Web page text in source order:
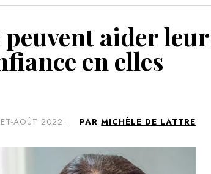
aider
en elles
AOÛT 2022 PAR MICHÈLE DE LATTRE